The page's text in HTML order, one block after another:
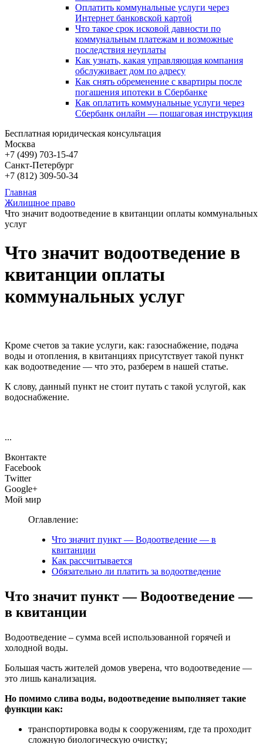
Оплатить коммунальные услуги через
Интернет банковской картой
Что такое срок исковой давности по
коммунальным платежам и возможные
последствия неуплаты
Как узнать, какая управляющая компания
обслуживает дом по адресу
Как снять обременение с квартиры после
погашения ипотеки в Сбербанке
Как оплатить коммунальные услуги через
Сбербанк онлайн — пошаговая инструкция
Бесплатная юридическая консультация
Москва
+7 (499) 703-15-47
Санкт-Петербург
+7 (812) 309-50-34
Главная
Жилищное право
Что значит водоотведение в квитанции оплаты коммунальных
услуг
Что значит водоотведение в
квитанции оплаты
коммунальных услуг
Кроме счетов за такие услуги, как: газоснабжение, подача
воды и отопления, в квитанциях присутствует такой пункт
как водоотведение — что это, разберем в нашей статье.
К слову, данный пункт не стоит путать с такой услугой, как
водоснабжение.
...
Вконтакте
Facebook
Twitter
Google+
Мой мир
Оглавление:
Что значит пункт — Водоотведение — в
квитанции
Как рассчитывается
Обязательно ли платить за водоотведение
Что значит пункт — Водоотведение —
в квитанции
Водоотведение – сумма всей использованной горячей и
холодной воды.
Большая часть жителей домов уверена, что водоотведение —
это лишь канализация.
Но помимо слива воды, водоотведение выполняет такие
функции как:
транспортировка воды к сооружениям, где та проходит
сложную биологическую очистку;